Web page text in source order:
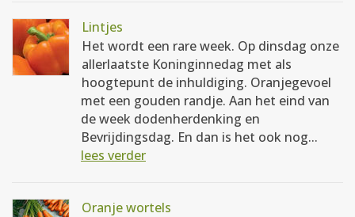
Lintjes
Het wordt een rare week. Op dinsdag onze
allerlaatste Koninginnedag met als
hoogtepunt de inhuldiging. Oranjegevoel
met een gouden randje. Aan het eind van
de week dodenherdenking en
Bevrijdingsdag. En dan is het ook nog...
lees verder
Oranje wortels